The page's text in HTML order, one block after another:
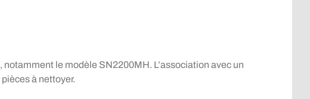
le modèle SN2200MH. L’association avec un
à nettoyer.